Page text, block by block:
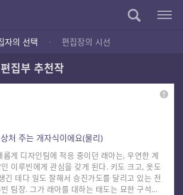
자의 선택 · 편집장의 시선
집부 추천작
처 주는 개자식이에요(물리)
롭게 디자인팀에 적응 중이던 래아는, 우연한 계
이루빈에게 관심을 갖게 된다. 키도 크고, 옷도
긴 데다 일도 잘해서 승진가도를 달리고 있는 전
팀장. 그가 래아를 대하는 태도는 묘한 구석이